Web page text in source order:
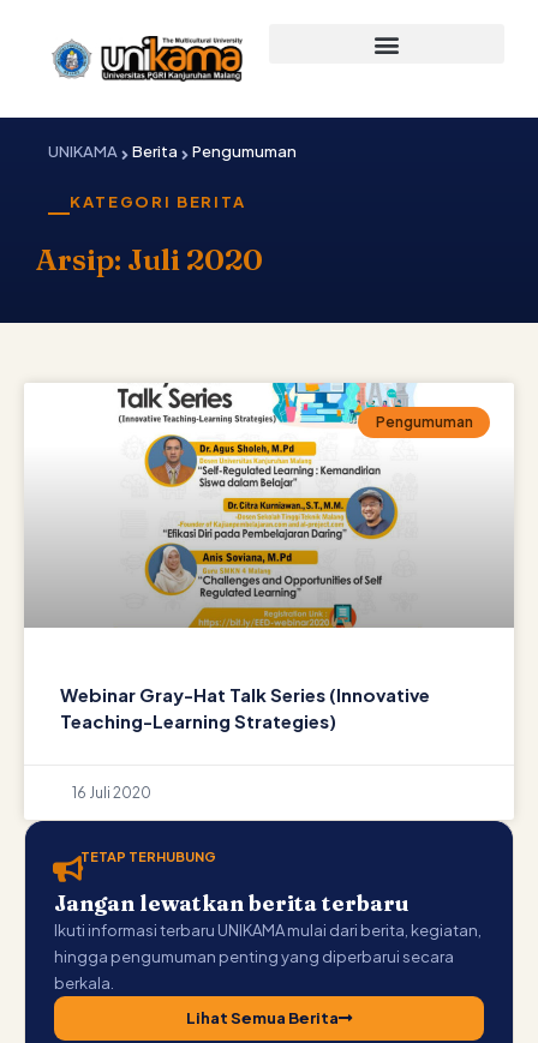
UNIKAMA Berita Pengumuman
KATEGORI BERITA
Arsip: Juli 2020
Pengumuman
Webinar Gray-Hat Talk Series (Innovative
Teaching-Learning Strategies)
16 Juli 2020
TETAP TERHUBUNG
Jangan lewatkan berita terbaru
Ikuti informasi terbaru UNIKAMA mulai dari berita, kegiatan,
hingga pengumuman penting yang diperbarui secara
berkala.
Lihat Semua Berita